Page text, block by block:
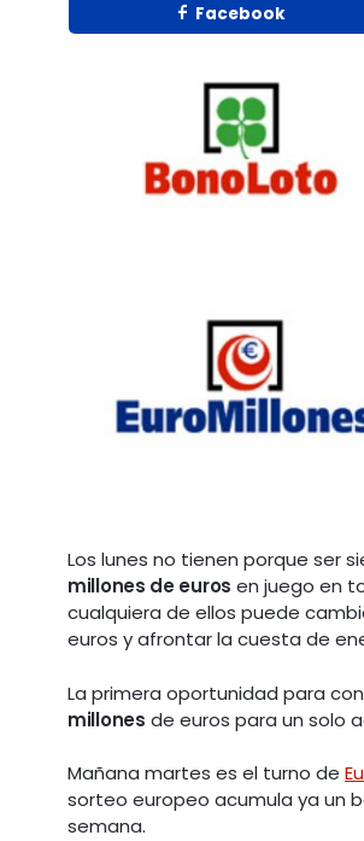
Facebook
Los lunes no tienen porque ser
millones de euros en juego en
cualquiera de ellos puede
euros y afrontar la cuesta de
La primera oportunidad para
millones de euros para un solo
Mañana martes es el turno de
sorteo europeo acumula ya un
semana.